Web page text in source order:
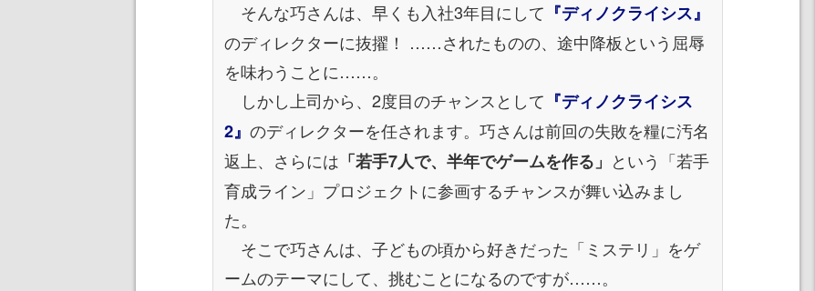
そんな巧さんは、早くも入社3年目にして 『ディノクライシス』
のディレクターに抜擢！ ……されたものの、途中降板という屈辱
を味わうことに……。
しかし上司から、2度目のチャンスとして 『ディノクライシス
2』 のディレクターを任されます。巧さんは前回の失敗を糧に汚名
返上、さらには 「若手7人で、半年でゲームを作る」 という「若手
育成ライン」プロジェクトに参画するチャンスが舞い込みまし
た。
そこで巧さんは、子どもの頃から好きだった「ミステリ」をゲ
ームのテーマにして、挑むことになるのですが……。